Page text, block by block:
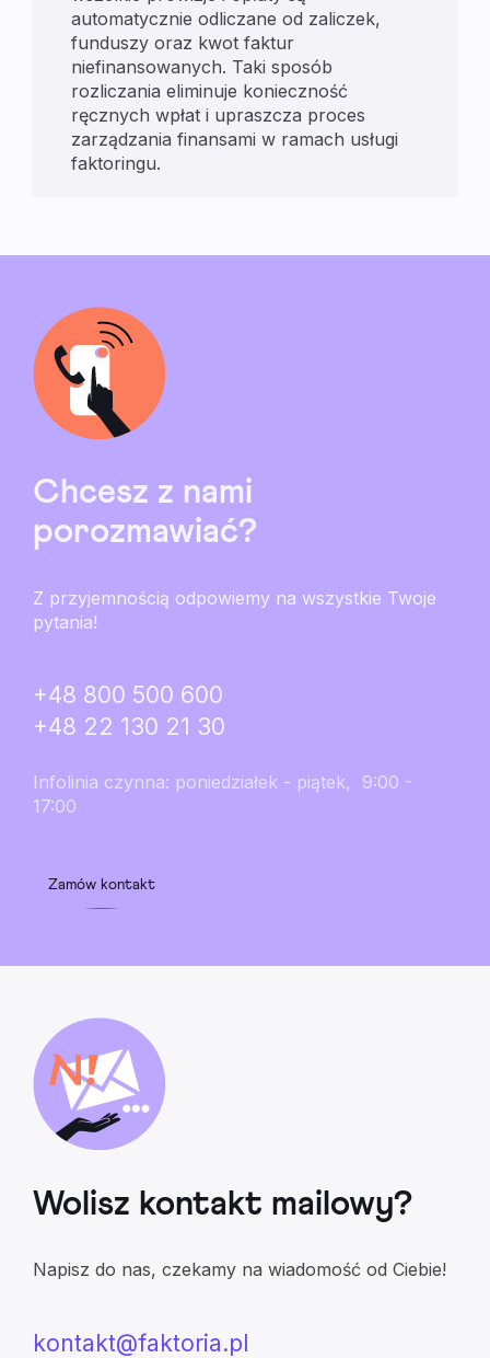
automatycznie odliczane od zaliczek,
funduszy oraz kwot faktur
niefinansowanych. Taki sposób
rozliczania eliminuje konieczność
ręcznych wpłat i upraszcza proces
zarządzania finansami w ramach usługi
faktoringu.
Chcesz z nami
porozmawiać?
Z przyjemnością odpowiemy na wszystkie Twoje
pytania!
+48 800 500 600
+48 22 130 21 30
Infolinia czynna: poniedziałek - piątek, 9:00 -
17:00
Zamów kontakt
Wolisz kontakt mailowy?
Napisz do nas, czekamy na wiadomość od Ciebie!
kontakt@faktoria.pl